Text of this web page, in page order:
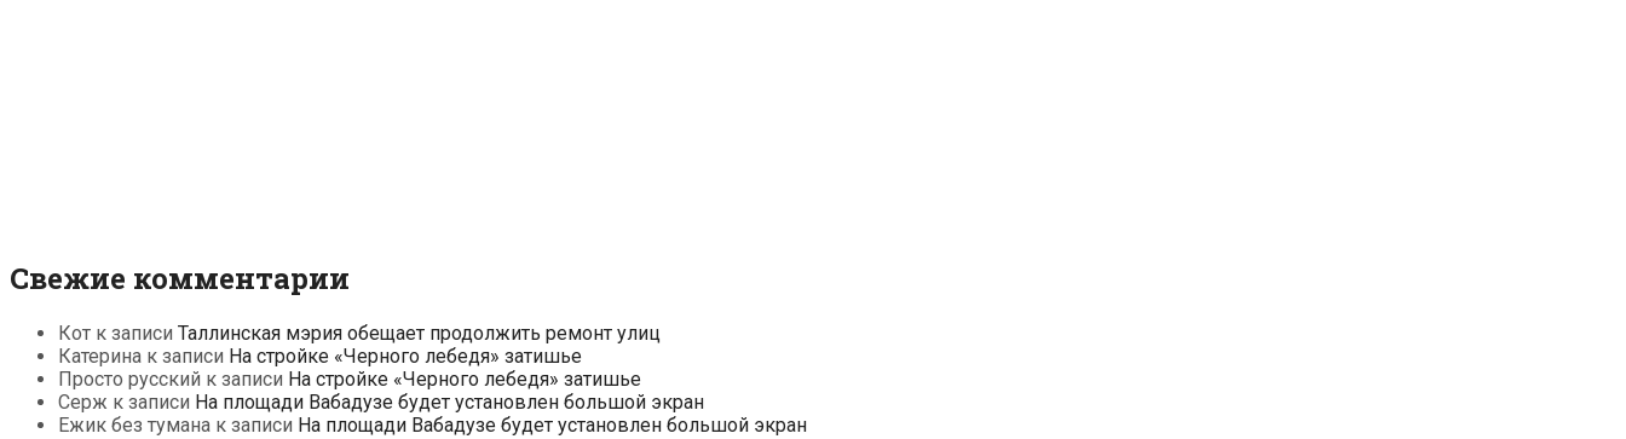
Свежие комментарии
Кот к записи Таллинская мэрия обещает продолжить ремонт улиц
Катерина к записи На стройке «Черного лебедя» затишье
Просто русский к записи На стройке «Черного лебедя» затишье
Серж к записи На площади Вабадузе будет установлен большой экран
Ежик без тумана к записи На площади Вабадузе будет установлен большой экран